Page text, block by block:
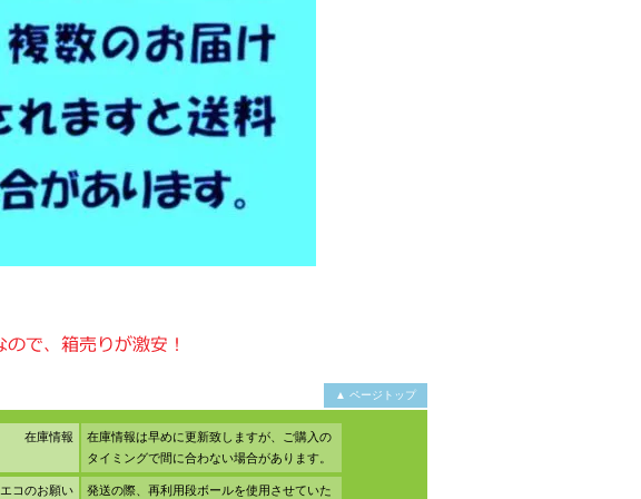
▲ ページトップ
在庫情報
在庫情報は早めに更新致しますが、ご購入の
タイミングで間に合わない場合があります。
エコのお願い 発送の際、再利用段ボールを使用させていた